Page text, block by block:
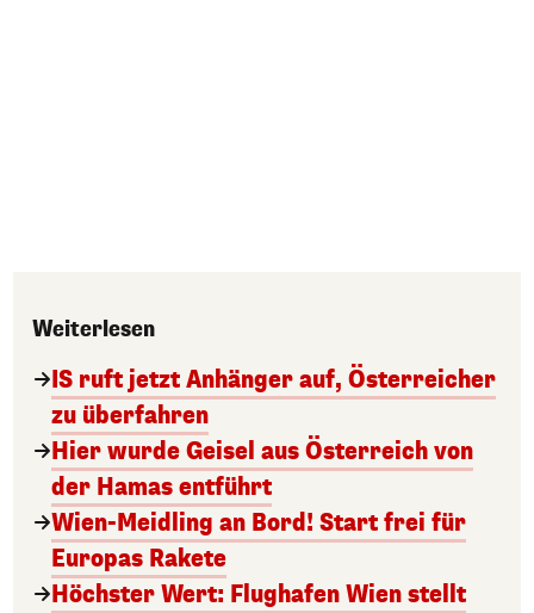
Weiterlesen
IS ruft jetzt Anhänger auf, Österreicher
zu überfahren
Hier wurde Geisel aus Österreich von
der Hamas entführt
Wien-Meidling an Bord! Start frei für
Europas Rakete
Höchster Wert: Flughafen Wien stellt